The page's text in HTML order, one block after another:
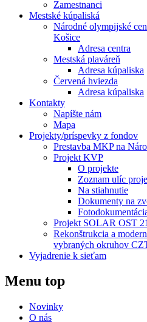
Zamestnanci
Mestské kúpaliská
Národné olympijské
Košice
Adresa centra
Mestská plaváreň
Adresa kúpaliska
Červená hviezda
Adresa kúpaliska
Kontakty
Napíšte nám
Mapa
Projekty/príspevky z fondov
Prestavba MKP na
Projekt KVP
O projekte
Zoznam ulíc
Na stiahnutie
Dokumenty na
Projekt SOLAR OST
Rekonštrukcia a
vybraných okruhov
Vyjadrenie k sieťam
Menu top
Novinky
O nás